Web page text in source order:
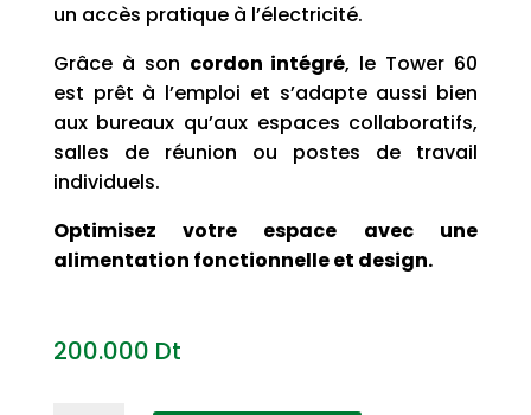
un accès pratique à l’électricité.
Grâce à son cordon intégré, le Tower 60
est prêt à l’emploi et s’adapte aussi bien
aux bureaux qu’aux espaces collaboratifs,
salles de réunion ou postes de travail
individuels.
Optimisez votre espace avec une
alimentation fonctionnelle et design.
200.000 Dt